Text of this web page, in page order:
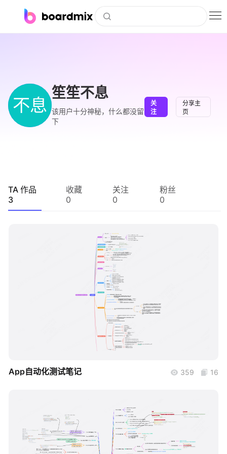
下载
会员
企业服务
不息
笙笙不息
该用户十分神秘，什么都没留
下
关
注
分享主
页
TA 作品
3
收藏
0
关注
0
粉丝
0
boardmix
App自动化测试笔记 359 16